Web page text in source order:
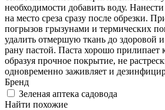
необходимости добавить воду.
на место среза сразу после обрезки.
погрызов грызунами и термических
удалить отмершую ткань до здоровой и
рану пастой. Паста хорошо прилипает
образуя прочное покрытие, не
одновременно заживляет и
Бренд
Зеленая аптека садовода
Найти похожие